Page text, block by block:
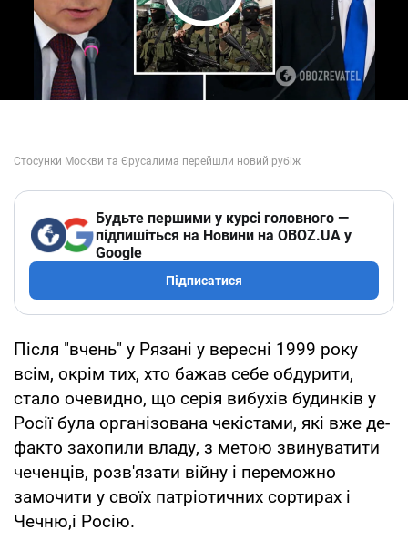
Play Video
Будьте першими у курсі головного —
підпишіться на Новини на OBOZ.UA у
Google
Підписатися
Після "вчень" у Рязані у вересні 1999 року
всім, окрім тих, хто бажав себе обдурити,
стало очевидно, що серія вибухів будинків у
Росії була організована чекістами, які вже де-
факто захопили владу, з метою звинуватити
чеченців, розв'язати війну і переможно
замочити у своїх патріотичних сортирах і
Чечню,і Росію.